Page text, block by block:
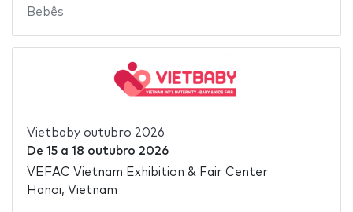
Bebês
Vietbaby outubro 2026
De 15a 18 outubro 2026
VEFAC Vietnam Exhibition & Fair Center
Hanoi, Vietnam